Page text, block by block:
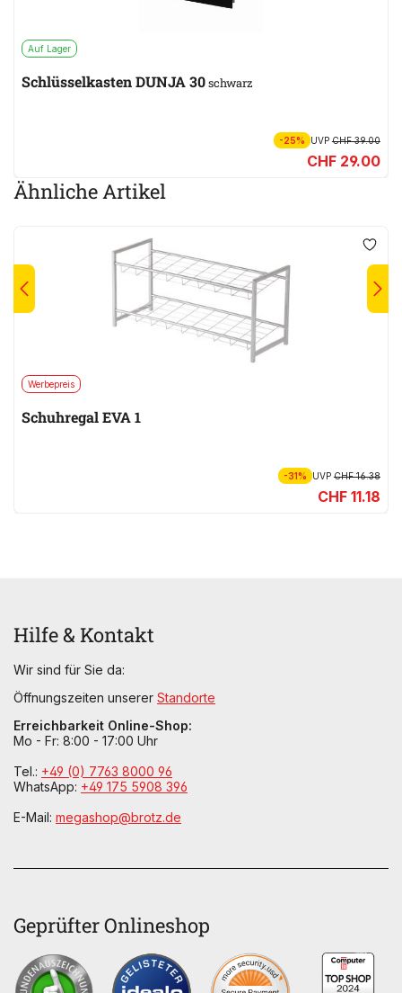
Auf Lager
Schlüsselkasten DUNJA 30schwarz
-25% UVPCHF 39.00
CHF 29.00
Ähnliche Artikel
Werbepreis
Schuhregal EVA 1
-31% UVPCHF 16.38
CHF 11.18
Hilfe & Kontakt
Wir sind für Sie da:
Öffnungszeiten unserer Standorte
Erreichbarkeit Online-Shop:
Mo - Fr: 8:00 - 17:00 Uhr
Tel.: +49 (0) 7763 8000 96
WhatsApp: +49 175 5908 396
E-Mail: megashop@brotz.de
Geprüfter Onlineshop